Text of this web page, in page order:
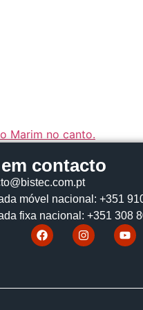
contacto
móvel nacional: +351
fixa nacional: +351 308